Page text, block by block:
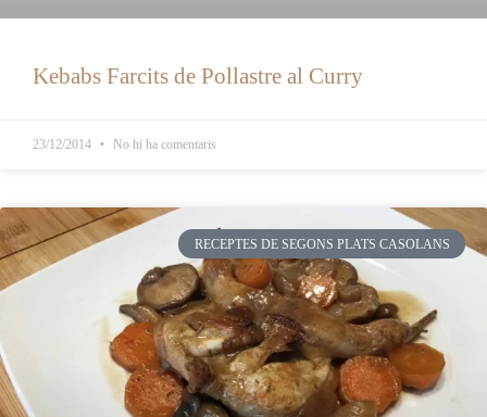
Kebabs Farcits de Pollastre al Curry
23/12/2014 No hi ha comentaris
RECEPTES DE SEGONS PLATS CASOLANS